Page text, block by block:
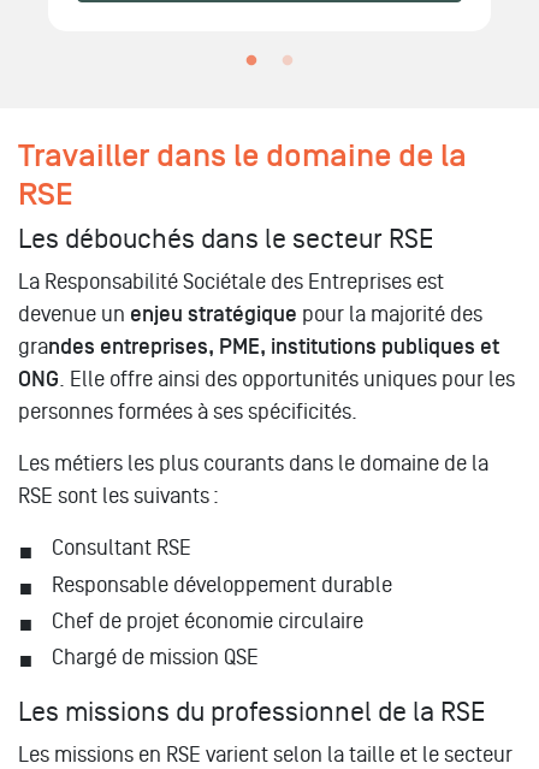
Travailler dans le domaine de la
RSE
Les débouchés dans le secteur RSE
La Responsabilité Sociétale des Entreprises est
devenue un enjeu stratégique pour la majorité des
grandes entreprises, PME, institutions publiques et
ONG. Elle offre ainsi des opportunités uniques pour les
personnes formées à ses spécificités.
Les métiers les plus courants dans le domaine de la
RSE sont les suivants :
Consultant RSE
Responsable développement durable
Chef de projet économie circulaire
Chargé de mission QSE
Les missions du professionnel de la RSE
Les missions en RSE varient selon la taille et le secteur